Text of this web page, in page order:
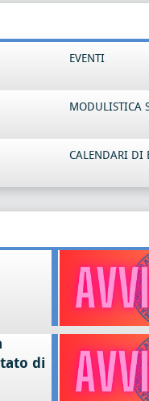
EVENTI
MODULISTICA
CALENDARI DI
di